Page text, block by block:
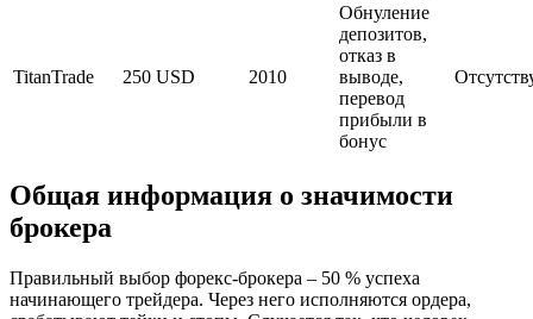
TitanTrade 250 USD 2010
Обнуление
депозитов,
отказ в
выводе,
перевод
прибыли в
бонус
Общая информация о значимости
брокера
Правильный выбор форекс-брокера – 50 % успеха
начинающего трейдера. Через него исполняются ордера,